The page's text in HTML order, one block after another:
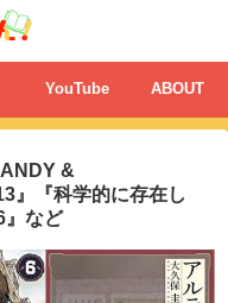
YouTube ABOUT
&
』『科学的に存在し
』など